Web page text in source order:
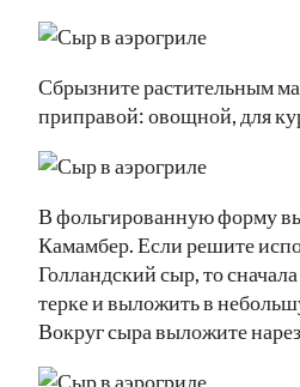
Сбрызните растительным
приправой: овощной, для
В фольгированную форму
Камамбер. Если решите
Голландский сыр, то
терке и выложить в
Вокруг сыра выложите